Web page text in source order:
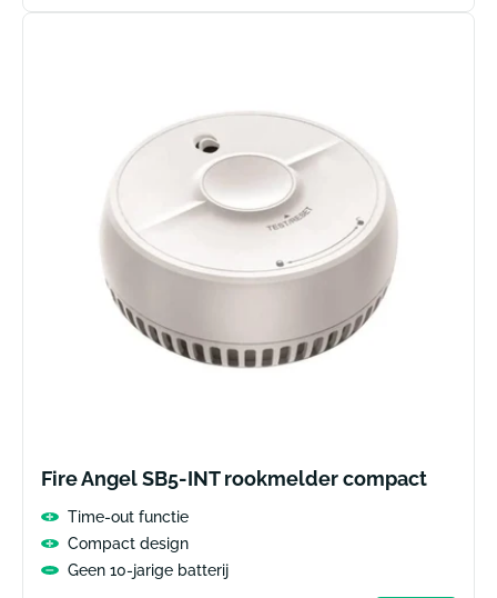
Fire Angel SB5-INT rookmelder compact
Time-out functie
Compact design
Geen 10-jarige batterij